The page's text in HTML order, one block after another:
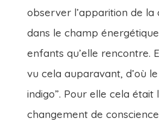
observer l’apparition de la
dans le champ
enfants qu’elle rencontre.
vu cela auparavant, d’où
indigo”. Pour elle cela était
changement de